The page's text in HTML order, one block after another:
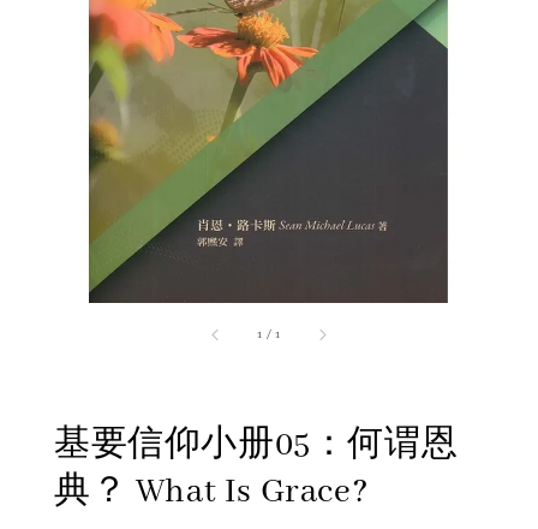
1 /1
基要信仰小册05：何谓恩
典？ What Is Grace?